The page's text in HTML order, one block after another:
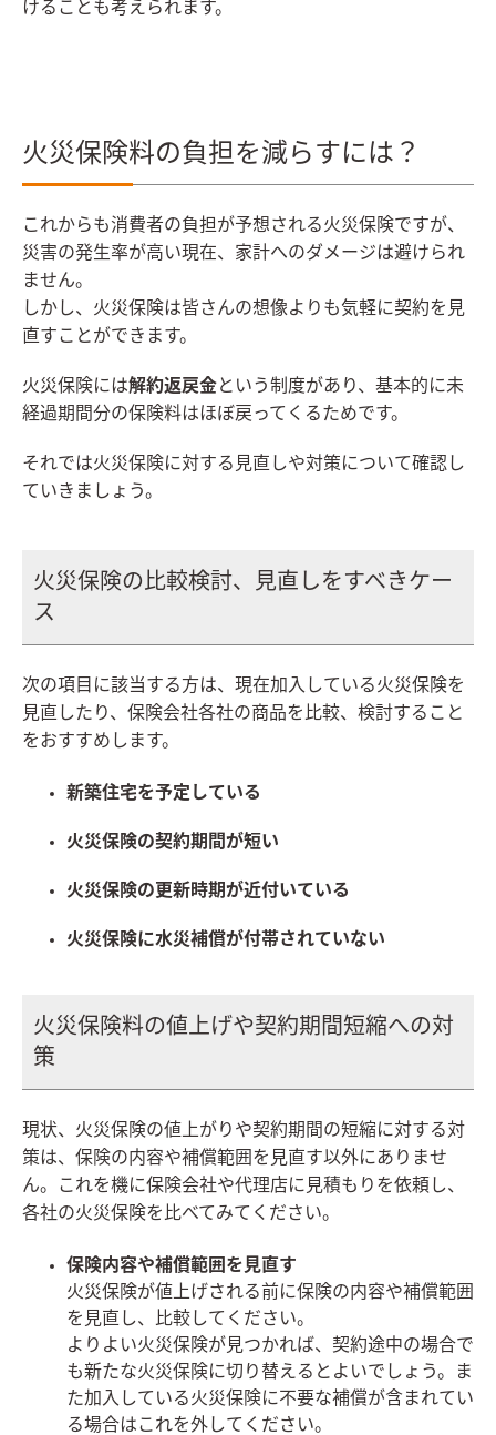
けることも考えられます。
火災保険料の負担を減らすには？
これからも消費者の負担が予想される火災保険ですが、
災害の発生率が高い現在、家計へのダメージは避けられ
ません。
しかし、火災保険は皆さんの想像よりも気軽に契約を見
直すことができます。
火災保険には解約返戻金という制度があり、基本的に未
経過期間分の保険料はほぼ戻ってくるためです。
それでは火災保険に対する見直しや対策について確認し
ていきましょう。
火災保険の比較検討、見直しをすべきケー
ス
次の項目に該当する方は、現在加入している火災保険を
見直したり、保険会社各社の商品を比較、検討すること
をおすすめします。
新築住宅を予定している
火災保険の契約期間が短い
火災保険の更新時期が近付いている
火災保険に水災補償が付帯されていない
火災保険料の値上げや契約期間短縮への対
策
現状、火災保険の値上がりや契約期間の短縮に対する対
策は、保険の内容や補償範囲を見直す以外にありませ
ん。
これを機に保険会社や代理店に見積もりを依頼し、
各社の火災保険を比べてみてください。
保険内容や補償範囲を見直す
火災保険が値上げされる前に保険の内容や補償範囲
を見直し、比較してください。
よりよい火災保険が見つかれば、契約途中の場合で
も新たな火災保険に切り替えるとよいでしょう。ま
た加入している火災保険に不要な補償が含まれてい
る場合はこれを外してください。